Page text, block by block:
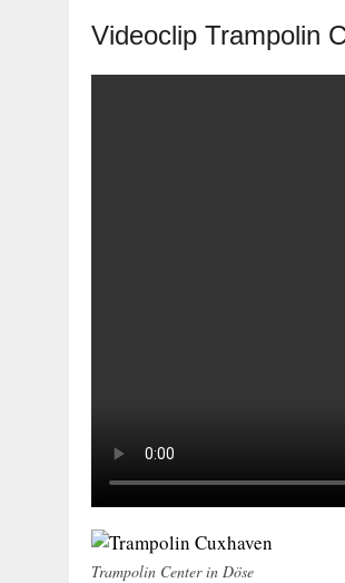
Videoclip Trampolin
Trampolin Center in Döse